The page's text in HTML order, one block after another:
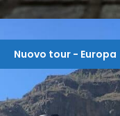
EUROPA-
GUIDED E GRUPPO
400 €
Nuovo tour - Europa